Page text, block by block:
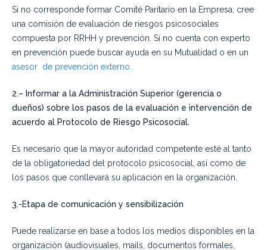
Si no corresponde formar Comité Paritario en la Empresa, cree
una comisión de evaluación de riesgos psicosociales
compuesta por RRHH y prevención. Sí no cuenta con experto
en prevención puede buscar ayuda en su Mutualidad o en un
asesor de prevención externo.
2.– Informar a la Administración Superior (gerencia o
dueños) sobre los pasos de la evaluación e intervención de
acuerdo al Protocolo de Riesgo Psicosocial.
Es necesario que la mayor autoridad competente esté al tanto
de la obligatoriedad del protocolo psicosocial, así como de
los pasos que conllevará su aplicación en la organización.
3.-Etapa de comunicación y sensibilización
Puede realizarse en base a todos los medios disponibles en la
organización (audiovisuales, mails, documentos formales,